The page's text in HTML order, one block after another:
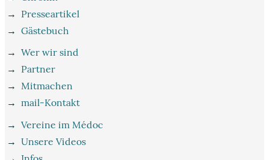
→ Presseartikel
→Gästebuch
→Wer wir sind
→ Partner
→Mitmachen
→mail-Kontakt
→Vereine im Médoc
→Unsere Videos